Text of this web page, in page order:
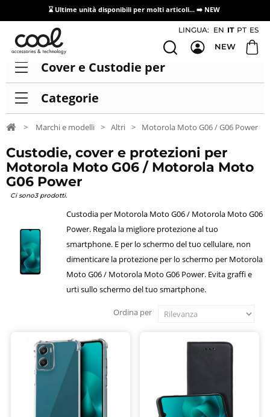
⌛ Ultime unità disponibili per molti articoli... ➡️ NEW
Accesso/registrazione distributori
LINGUA: EN IT PT ES
NEW
Cover e Custodie per
Categorie
> Marchi e modelli > Altri > Motorola Moto G06 / G06 Power
Custodie, cover e protezioni per
Motorola Moto G06 / Motorola Moto
G06 Power
Ci sono3 prodotti.
Custodia per Motorola Moto G06 / Motorola Moto G06
Power. Regala la migliore protezione al tuo
smartphone. E per lo schermo del tuo cellulare, non
dimenticare la protezione per lo schermo per Motorola
Moto G06 / Motorola Moto G06 Power. Evita graffi e
urti sullo schermo del tuo smartphone.
Ordina per